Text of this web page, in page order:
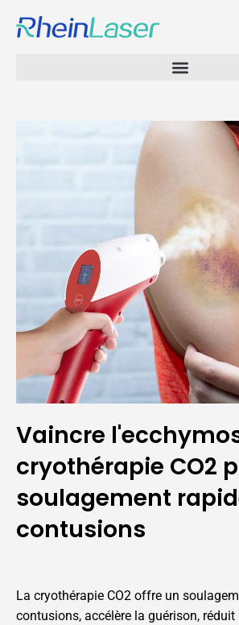
Vaincre
cryothérapie CO2
soulagement
contusions
La cryothérapie CO2 offre un
contusions, accélère la guérison,